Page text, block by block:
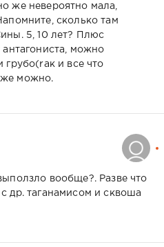
же невероятно мала,
сколько там
5, 10 лет? Плюс
можно
грубо(rак и все что
же можно.
вообще?. Разве что
др. таганамисом и сквоша